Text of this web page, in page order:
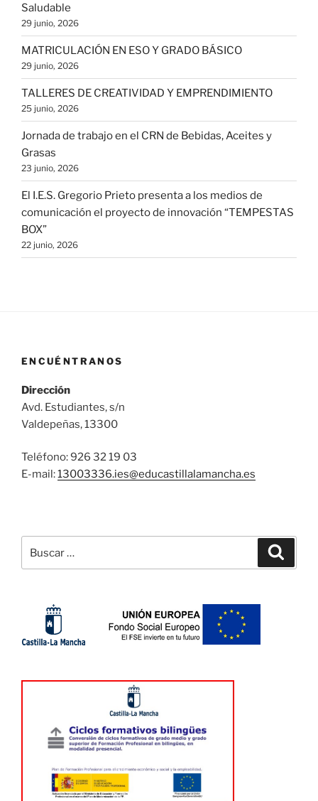
Saludable
29 junio, 2026
MATRICULACIÓN EN ESO Y GRADO BÁSICO
29 junio, 2026
TALLERES DE CREATIVIDAD Y EMPRENDIMIENTO
25 junio, 2026
Jornada de trabajo en el CRN de Bebidas, Aceites y
Grasas
23 junio, 2026
El I.E.S. Gregorio Prieto presenta a los medios de
comunicación el proyecto de innovación “TEMPESTAS
BOX”
22 junio, 2026
ENCUÉNTRANOS
Dirección
Avd. Estudiantes, s/n
Valdepeñas, 13300
Teléfono: 926 32 19 03
E-mail:13003336.ies@educastillalamancha.es
por: